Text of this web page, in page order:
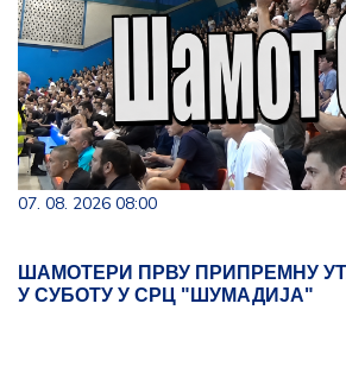
07. 08. 2026 08:00
ШАМОТЕРИ ПРВУ ПРИПРЕМНУ
У СУБОТУ У СРЦ "ШУМАДИЈА"